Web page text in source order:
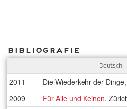
Bibliografie
Deutsch
2011
Die Wiederkehr der
2009
Für Alle und Keinen,